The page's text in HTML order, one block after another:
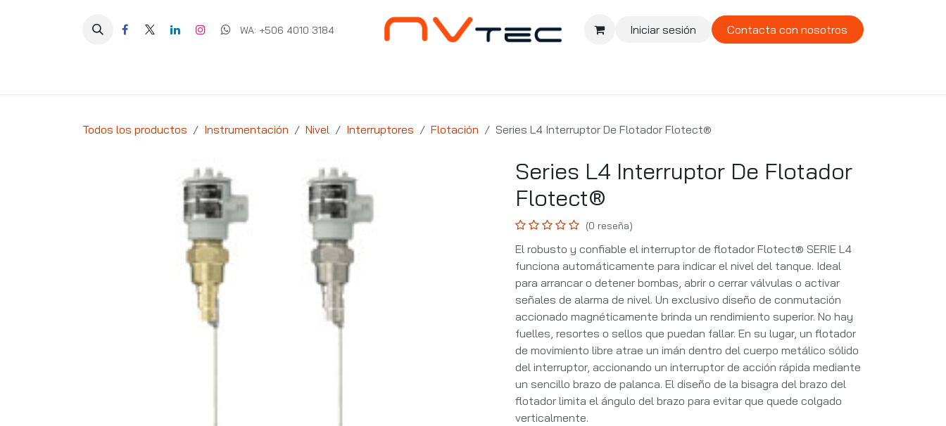
WA: +506 4010 3184 Iniciar sesión Contacta con nosotros
Todos los productos Instrumentación Nivel Interruptores Flotación Series L4 Interruptor De Flotador Flotect®
Series L4 Interruptor De Flotador
Flotect®
(0 reseña)
El robusto y confiable el interruptor de flotador Flotect® SERIE L4
funciona automáticamente para indicar el nivel del tanque. Ideal
para arrancar o detener bombas, abrir o cerrar válvulas o activar
señales de alarma de nivel. Un exclusivo diseño de conmutación
accionado magnéticamente brinda un rendimiento superior. No hay
fuelles, resortes o sellos que puedan fallar. En su lugar, un flotador
de movimiento libre atrae un imán dentro del cuerpo metálico sólido
del interruptor, accionando un interruptor de acción rápida mediante
un sencillo brazo de palanca. El diseño de la bisagra del brazo del
flotador limita el ángulo del brazo para evitar que quede colgado
verticalmente.